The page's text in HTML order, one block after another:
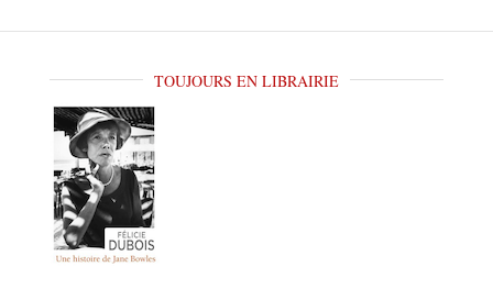
TOUJOURS EN LIBRAIRIE